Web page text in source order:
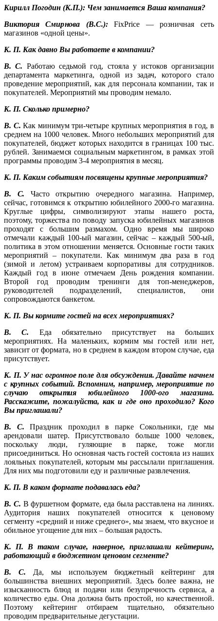
Кирилл Погодин (К.П.): Чем занимается Ваша компания?
Виктория Смирнова (В.С.): FixPrice — розничная сеть
магазинов «одной цены».
К. П. Как давно Вы работаете в компании?
В. С. Работаю седьмой год, стояла у истоков организации
департамента маркетинга, одной из задач, которого стало
проведение мероприятий, как для персонала компании, так и
покупателей. Мероприятий мы проводим немало.
К. П. Сколько примерно?
В. С. Как минимум три-четыре крупных мероприятия в год, в
среднем на 1000 человек. Много небольших мероприятий для
покупателей, бюджет которых находится в границах 100 тыс.
рублей. Занимаемся социальным маркетингом, в рамках этой
программы проводим 3-4 мероприятия в месяц.
К. П. Каким событиям посвящены крупные мероприятия?
В. С.
Часто открытию очередного магазина. Например,
сейчас, готовимся к открытию юбилейного 2000-го магазина.
Круглые цифры, символизируют этапы нашего роста,
поэтому, торжества по поводу запуска юбилейных магазинов
проходят с большим размахом. Одно время мы широко
отмечали каждый 100-ый магазин, сейчас – каждый 500-ый,
политика в этом отношении меняется. Основные гости таких
мероприятий – покупатели. Как минимум два раза в год
(зимой и летом) устраиваем корпоративы для сотрудников.
Каждый год в июне отмечаем День рождения компании.
Второй год проводим тренинги для топ-менеджеров,
руководителей подразделений, специалистов, они
сопровождаются банкетом.
К. П. Вы кормите гостей на всех мероприятиях?
В. С. Еда обязательно присутствует на больших
мероприятиях. На маленьких, кормим мы гостей или нет,
зависит от формата, но в среднем в каждом втором случае, еда
присутствует.
К. П. У нас огромное поле для обсуждения. Давайте начнем
с крупных событий. Вспомним, например, мероприятие по
случаю открытия юбилейного 1000-ого магазина.
Расскажите, пожалуйста, как и где оно проходило? Кого
Вы приглашали?
В. С.
Праздник проходил в парке Сокольники, где мы
арендовали шатер. Присутствовало больше 1000 человек,
поскольку люди, гуляющие в парке, тоже могли
присоединиться. Но основная часть гостей состояла из наших
лояльных покупателей, которым мы рассылали приглашения.
Для них мы подготовили еду и различные развлечения.
К. П. В каком формате подавалась еда?
В. С. В фуршетном формате, еда была расставлена на линиях.
Аудитория наших покупателей относится к ценовому
сегменту «средний и ниже среднего», мы знаем, что вкусное и
обильное угощение для них – большая радость.
К. П. В таком случае, наверное, приглашали кейтеринг,
работающий в бюджетном ценовом сегменте?
В. С.
Да, мы используем бюджетный кейтеринг для
большинства внешних мероприятий. Здесь более важна, не
изысканность блюд и подачи или безупречность сервиса, а
количество еды. Она должна быть простой, но качественной.
Поэтому кейтеринг отбираем тщательно, обязательно
проводим предварительные дегустации.